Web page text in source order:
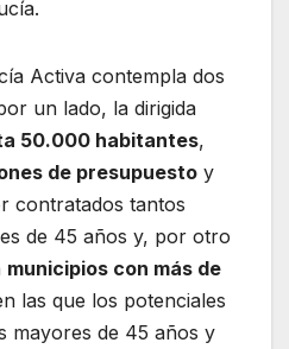
Activa contempla dos
un lado, la dirigida
50.000 habitantes,
de presupuesto y
contratados tantos
de 45 años y, por otro
municipios con más de
las que los potenciales
mayores de 45 años y